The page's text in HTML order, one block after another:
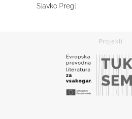
Slavko Pregl